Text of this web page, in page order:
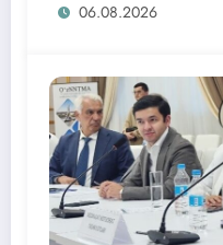
06.08.2026